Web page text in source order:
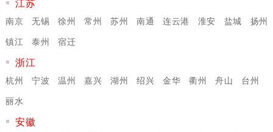
南京 无锡 徐州 常州 苏州 南通 连云港 淮安 盐城
扬州
镇江
泰州 宿迁
浙江
杭州 宁波 温州 嘉兴 湖州 绍兴 金华 衢州 舟山
台州
丽水
安徽